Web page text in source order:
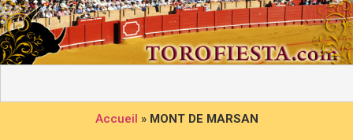
Accueil » MONT DE MARSAN